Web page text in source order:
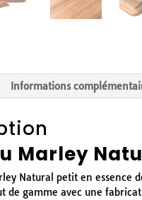
Informations
Marley
Natural petit en essence
de gamme avec une